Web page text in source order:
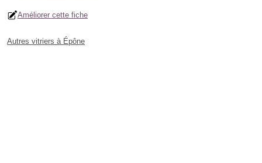
Améliorer cette fiche
Autres vitriers à Épône